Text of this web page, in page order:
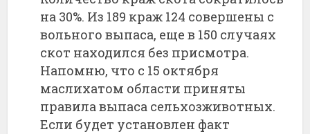
на 30%. Из 189 краж 124 совершены с
вольного выпаса, еще в 150 случаях
скот находился без присмотра.
Напомню, что с 15 октября
маслихатом области приняты
правила выпаса сельхозживотных.
Если будет установлен факт